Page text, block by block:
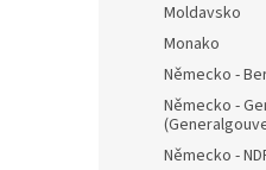
Moldavsko
Monako
Německo -
Německo -
Německo -